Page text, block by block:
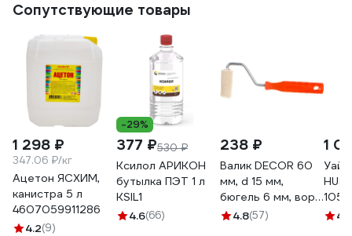
Сопутствующие товары
1 298 ₽
347.06 ₽/кг
Ацетон ЯСХИМ,
канистра 5 л
4607059911286
4.2(9)
-29%
377 ₽530 ₽
Ксилол АРИКОН
бутылка ПЭТ 1 л
KSIL1
4.6(66)
238 ₽
Валик DECOR 60
мм, d 15 мм,
бюгель 6 мм, ворс
5 мм, велюр, ручка
4.8(57)
1
4.9